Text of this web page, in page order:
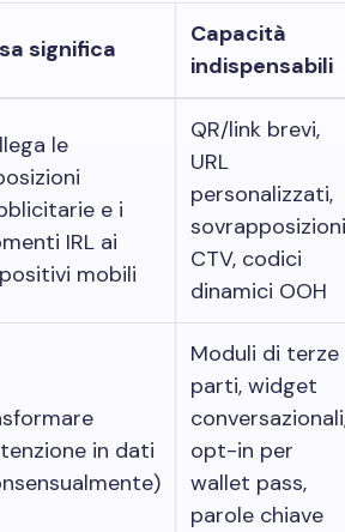
significa
Capacità
indispensabili
le
e i
IRL ai
mobili
QR/link brevi,
URL
personalizzati,
sovrapposizioni
CTV, codici
dinamici OOH
in dati
Moduli di terze
parti, widget
opt-in per
wallet pass,
parole chiave